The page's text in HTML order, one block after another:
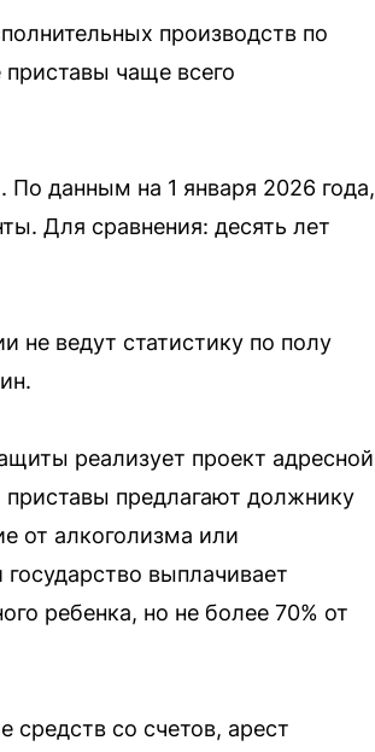
производств по
чаще всего
данным на 1 января 2026 года,
Для сравнения: десять лет
не ведут статистику по полу
реализует проект адресной
предлагают должнику
от алкоголизма или
выплачивает
ребенка, но не более 70% от
средств со счетов, арест